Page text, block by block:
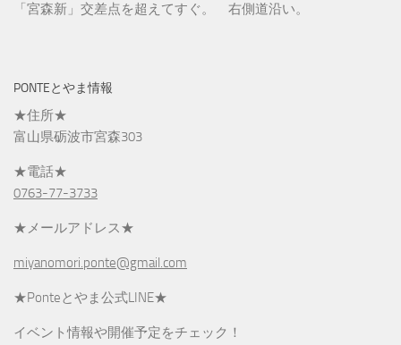
「宮森新」交差点を超えてすぐ。 右側道沿い。
PONTEとやま情報
★住所★
富山県砺波市宮森303
★電話★
0763-77-3733
★メールアドレス★
miyanomori.ponte@gmail.com
★Ponteとやま公式LINE★
イベント情報や開催予定をチェック！